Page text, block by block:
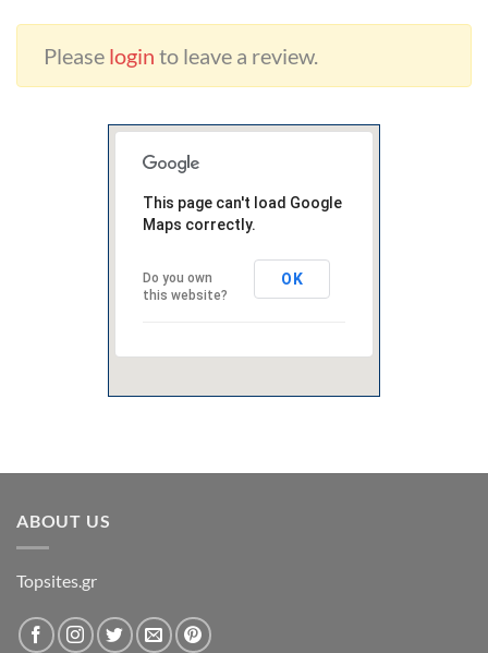
Please login to leave a review.
This page can't load Google
Maps correctly.
Do you own
this website?
OK
ABOUT US
Topsites.gr